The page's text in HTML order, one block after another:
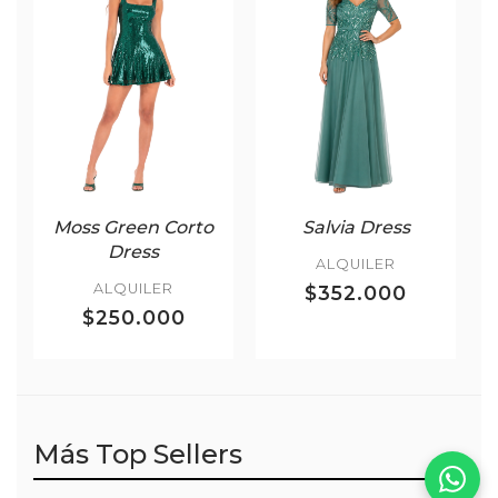
Moss Green Corto
Dress
ALQUILER
$250.000
Salvia Dress
ALQUILER
$352.000
Más Top Sellers